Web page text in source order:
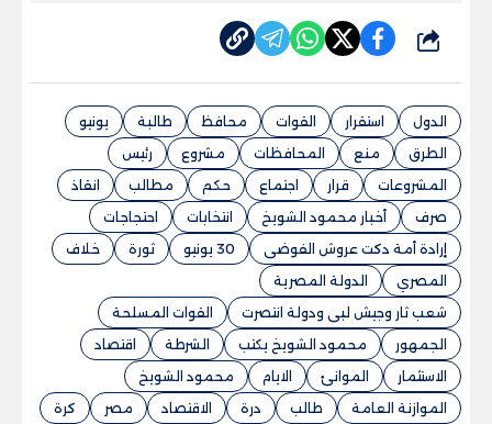
شارك
الدول استقرار القوات محافظ طالبة
يونيو
الطرق
منع المحافظات مشروع
رئيس
المشروعات
قرار اجتماع حكم مطالب
انقاذ
صرف
أخبار محمود الشويخ انتخابات
احتجاجات
إرادة أمة دكت عروش الفوضى
30 يونيو ثورة
خلاف
المصري
الدولة المصرية
شعب ثار وجيش لبى ودولة انتصرت
القوات المسلحة
الجمهور
محمود الشويخ يكتب الشرطة
اقتصاد
الاستثمار
الموانئ الايام
محمود الشويخ
الموازنة العامة
طالب درة الاقتصاد مصر
كرة